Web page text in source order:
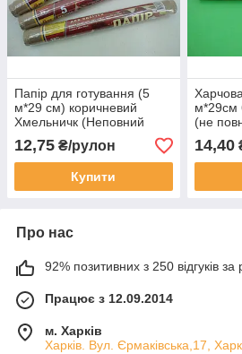
Папір для готування (5
м*29 см) коричневий
Хмельничк (Неповний
метраж!) (1 рул)
12,75 ₴/рулон
Купити
м*29см
(не
рул)
14,40
Про нас
92% позитивних з 250 відгуків за
Працює з 12.09.2014
м. Харків
Харків. Вул. Єрмаківська,17,